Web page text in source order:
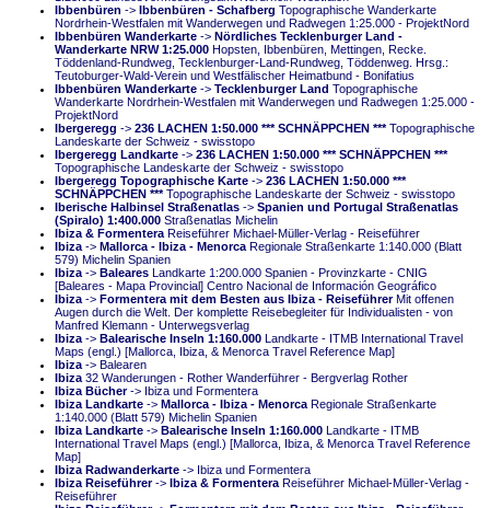
Ibbenbüren -> Ibbenbüren - Schafberg Topographische Wanderkarte
Nordrhein-Westfalen mit Wanderwegen und Radwegen 1:25.000 - ProjektNord
Ibbenbüren Wanderkarte -> Nördliches Tecklenburger Land -
Wanderkarte NRW 1:25.000 Hopsten, Ibbenbüren, Mettingen, Recke.
Töddenland-Rundweg, Tecklenburger-Land-Rundweg, Töddenweg. Hrsg.:
Teutoburger-Wald-Verein und Westfälischer Heimatbund - Bonifatius
Ibbenbüren Wanderkarte -> Tecklenburger Land Topographische
Wanderkarte Nordrhein-Westfalen mit Wanderwegen und Radwegen 1:25.000 -
ProjektNord
Ibergeregg -> 236 LACHEN 1:50.000 *** SCHNÄPPCHEN ***Topographische
Landeskarte der Schweiz - swisstopo
Ibergeregg Landkarte -> 236 LACHEN 1:50.000 *** SCHNÄPPCHEN ***
Topographische Landeskarte der Schweiz - swisstopo
Ibergeregg Topographische Karte -> 236 LACHEN 1:50.000 ***
SCHNÄPPCHEN ***Topographische Landeskarte der Schweiz - swisstopo
Iberische Halbinsel Straßenatlas -> Spanien und Portugal Straßenatlas
(Spiralo) 1:400.000 Straßenatlas Michelin
Ibiza & Formentera Reiseführer Michael-Müller-Verlag - Reiseführer
Ibiza -> Mallorca - Ibiza - Menorca Regionale Straßenkarte 1:140.000 (Blatt
579) Michelin Spanien
Ibiza -> Baleares Landkarte 1:200.000 Spanien - Provinzkarte - CNIG
[Baleares - Mapa Provincial] Centro Nacional de Información Geográfico
Ibiza -> Formentera mit dem Besten aus Ibiza - ReiseführerMit offenen
Augen durch die Welt. Der komplette Reisebegleiter für Individualisten - von
Manfred Klemann - Unterwegsverlag
Ibiza -> Balearische Inseln 1:160.000 Landkarte - ITMB International Travel
Maps (engl.) [Mallorca, Ibiza, & Menorca Travel Reference Map]
Ibiza -> Balearen
Ibiza 32 Wanderungen - Rother Wanderführer - Bergverlag Rother
Ibiza Bücher-> Ibiza und Formentera
Ibiza Landkarte -> Mallorca - Ibiza - Menorca Regionale Straßenkarte
1:140.000 (Blatt 579) Michelin Spanien
Ibiza Landkarte -> Balearische Inseln 1:160.000 Landkarte - ITMB
International Travel Maps (engl.) [Mallorca, Ibiza, & Menorca Travel Reference
Map]
Ibiza Radwanderkarte -> Ibiza und Formentera
Ibiza Reiseführer-> Ibiza & Formentera Reiseführer Michael-Müller-Verlag -
Reiseführer